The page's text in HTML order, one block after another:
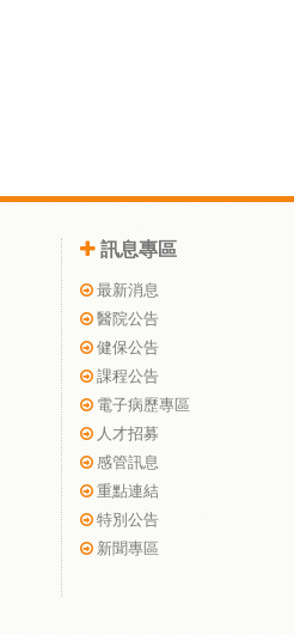
訊息專區
最新消息
醫院公告
健保公告
課程公告
電子病歷專區
人才招募
感管訊息
重點連結
特別公告
新聞專區